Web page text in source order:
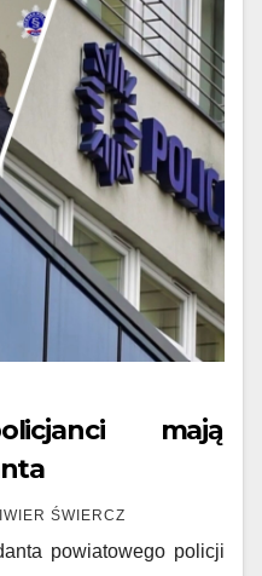
mają
ŚWIERCZ
powiatowego policji